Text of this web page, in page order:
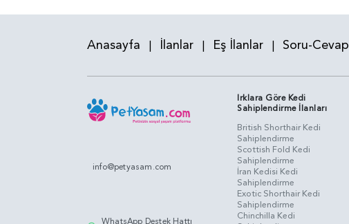
Anasayfa | İlanlar | Eş İlanlar | Soru-Cevap
info@petyasam.com
WhatsApp Destek Hattı
Irklara Göre Kedi
Sahiplendirme İlanları
British Shorthair Kedi
Sahiplendirme
Scottish Fold Kedi
Sahiplendirme
İran Kedisi Kedi
Sahiplendirme
Exotic Shorthair Kedi
Sahiplendirme
Chinchilla Kedi